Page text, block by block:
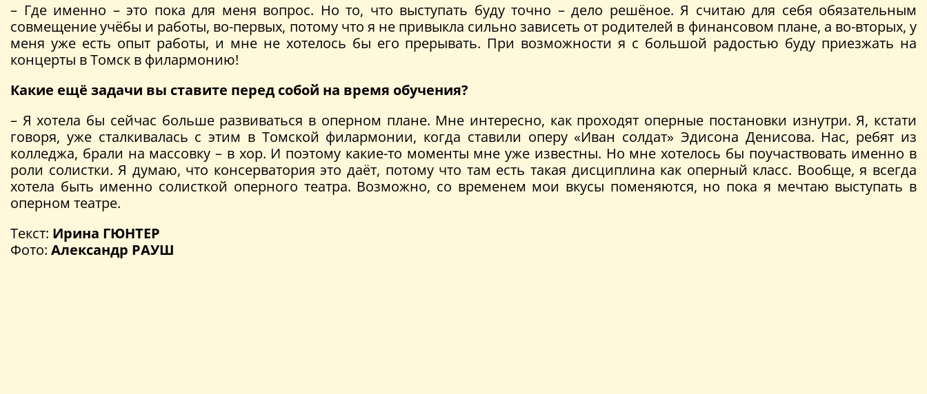
– Где именно – это пока для меня вопрос. Но то, что выступать буду точно – дело решёное. Я считаю для себя обязательным
совмещение учёбы и работы, во-первых, потому что я не привыкла сильно зависеть от родителей в финансовом плане, а во-вторых, у
меня уже есть опыт работы, и мне не хотелось бы его прерывать. При возможности я с большой радостью буду приезжать на
концерты в Томск в филармонию!
Какие ещё задачи вы ставите перед собой на время обучения?
– Я хотела бы сейчас больше развиваться в оперном плане. Мне интересно, как проходят оперные постановки изнутри. Я, кстати
говоря, уже сталкивалась с этим в Томской филармонии, когда ставили оперу «Иван солдат» Эдисона Денисова. Нас, ребят из
колледжа, брали на массовку – в хор. И поэтому какие-то моменты мне уже известны. Но мне хотелось бы поучаствовать именно в
роли солистки. Я думаю, что консерватория это даёт, потому что там есть такая дисциплина как оперный класс. Вообще, я всегда
хотела быть именно солисткой оперного театра. Возможно, со временем мои вкусы поменяются, но пока я мечтаю выступать в
оперном театре.
Текст: Ирина ГЮНТЕР
Фото: Александр РАУШ